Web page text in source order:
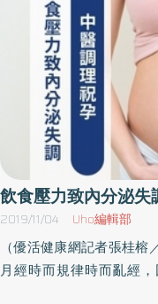
飲食壓力致內分泌
2019/11/04 Uho編輯部
（優活健康網記者張桂
月經時而規律時而亂經